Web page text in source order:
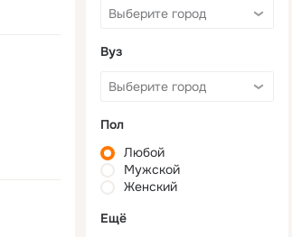
Вуз
Пол
Любой
Мужской
Женский
Ещё